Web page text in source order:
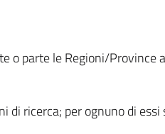
o parte le Regioni/Province
ricerca; per ognuno di